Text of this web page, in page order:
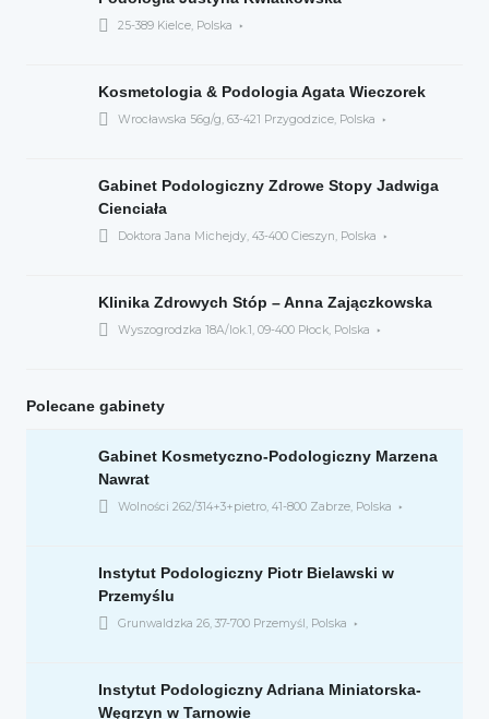
25-389 Kielce, Polska
Kosmetologia & Podologia Agata Wieczorek
Wrocławska 56g/g, 63-421 Przygodzice, Polska
Gabinet Podologiczny Zdrowe Stopy Jadwiga
Cienciała
Doktora Jana Michejdy, 43-400 Cieszyn, Polska
Klinika Zdrowych Stóp – Anna Zajączkowska
Wyszogrodzka 18A/lok.1, 09-400 Płock, Polska
Polecane gabinety
Gabinet Kosmetyczno-Podologiczny Marzena
Nawrat
Wolności 262/314+3+pietro, 41-800 Zabrze, Polska
Instytut Podologiczny Piotr Bielawski w
Przemyślu
Grunwaldzka 26, 37-700 Przemyśl, Polska
Instytut Podologiczny Adriana Miniatorska-
Węgrzyn w Tarnowie